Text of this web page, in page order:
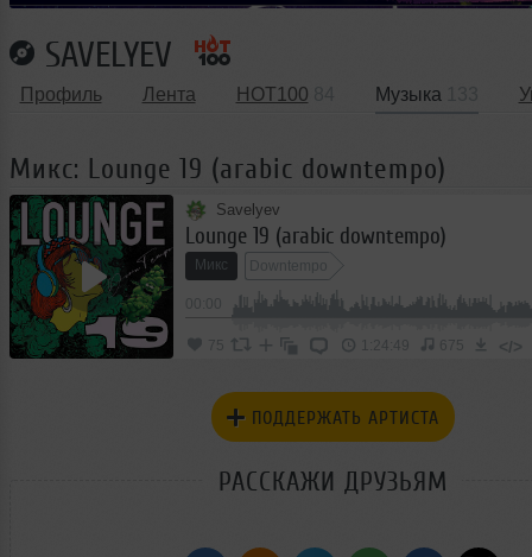
SAVELYEV
Профиль Лента HOT100 Музыка
Микс: Lounge 19 (arabic downtempo)
Savelyev
Lounge 19 (arabic downtempo)
Микс Downtempo
75 1:24:49 675 </>
ПОДДЕРЖАТЬ АРТИСТА
РАССКАЖИ ДРУЗЬЯМ